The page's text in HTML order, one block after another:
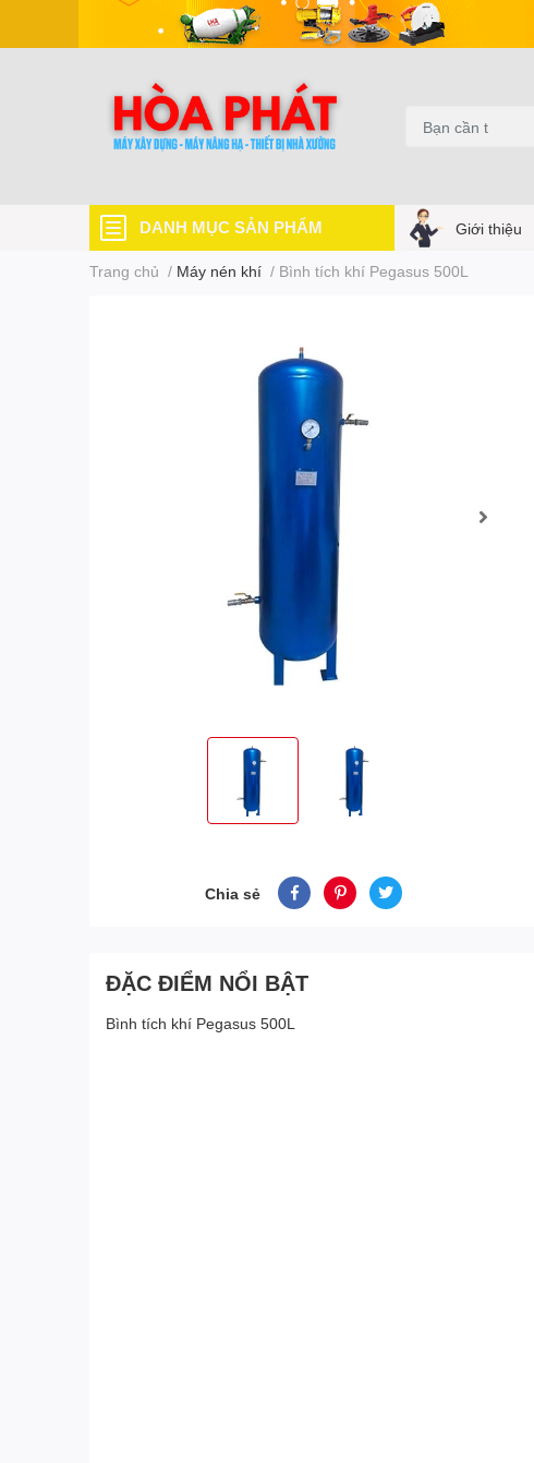
DANH MỤC SẢN PHẨM Giới thiệu
Trang chủ / Máy nén khí / Bình tích khí Pegasus 500L
Chia sẻ
ĐẶC ĐIỂM NỔI BẬT
Bình tích khí Pegasus 500L